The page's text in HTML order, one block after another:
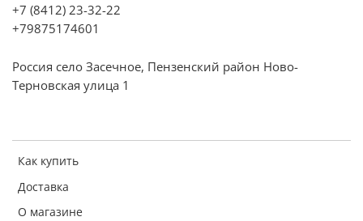
Как купить
Доставка
О магазине
+7 (8412) 23-32-22
+79875174601
Россия село Засечное, Пензенский район Ново-
Терновская улица 1